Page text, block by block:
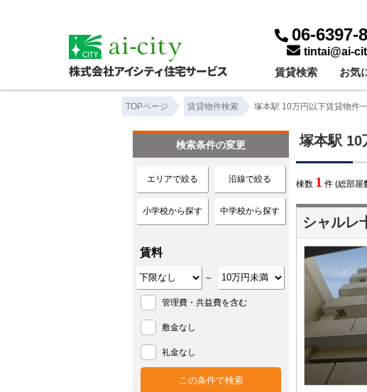
06-6397-
tintai@ai-
賃貸検索 お気
TOPページ 賃貸物件検索 塚本駅 10万円以下賃貸物件
塚本駅 10
棟数 1 件 (総部屋
シャルレ
検索条件の変更
エリアで絞る 沿線で絞る
小学校から探す 中学校から探す
賃料
～
管理費・共益費を含む
敷金なし
礼金なし